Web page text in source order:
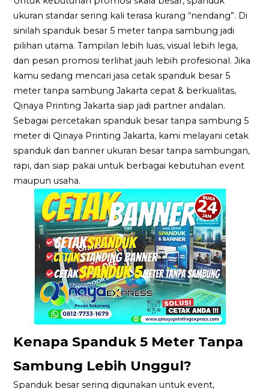
ukuran standar sering kali terasa kurang “nendang”. Di
sinilah spanduk besar 5 meter tanpa sambung jadi
pilihan utama. Tampilan lebih luas, visual lebih lega,
dan pesan promosi terlihat jauh lebih profesional. Jika
kamu sedang mencari jasa cetak spanduk besar 5
meter tanpa sambung Jakarta cepat & berkualitas,
Qinaya Printing Jakarta siap jadi partner andalan.
Sebagai percetakan spanduk besar tanpa sambung 5
meter di Qinaya Printing Jakarta, kami melayani cetak
spanduk dan banner ukuran besar tanpa sambungan,
rapi, dan siap pakai untuk berbagai kebutuhan event
maupun usaha.
Kenapa Spanduk 5 Meter Tanpa
Sambung Lebih Unggul?
Spanduk besar sering digunakan untuk event,